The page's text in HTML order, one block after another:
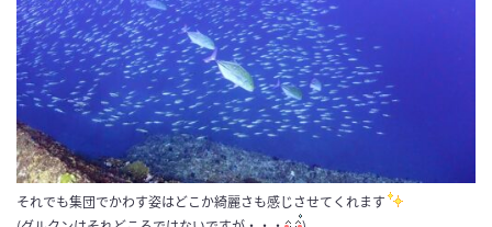
それでも集団でかわす姿はどこか綺麗さも感じさせてくれます